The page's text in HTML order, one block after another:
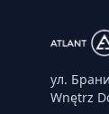
ул.
Wnętrz